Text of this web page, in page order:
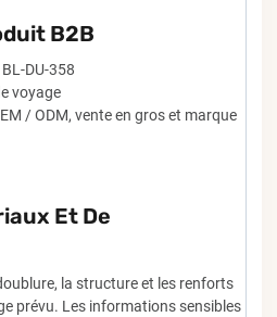
B2B
DU-358
voyage
/ ODM, vente en gros et marque
Et De
la structure et les renforts
prévu. Les informations sensibles